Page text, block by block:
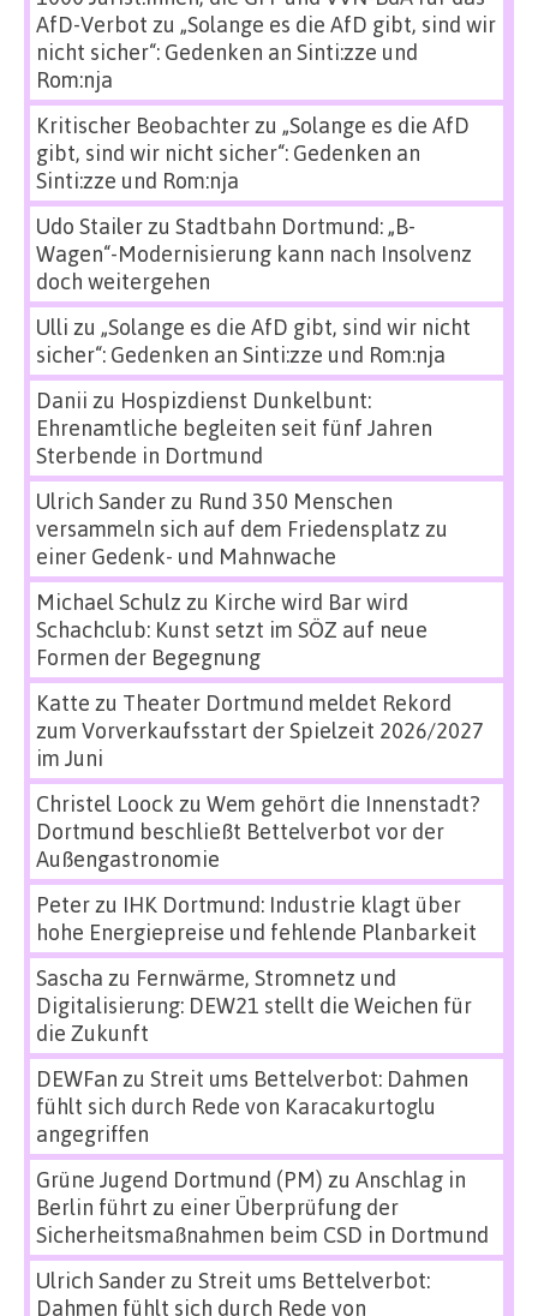
AfD-Verbot zu „Solange es die AfD gibt, sind wir
nicht sicher“: Gedenken an Sinti:zze und
Rom:nja
Kritischer Beobachterzu „Solange es die AfD
gibt, sind wir nicht sicher“: Gedenken an
Sinti:zze und Rom:nja
Udo Stailerzu Stadtbahn Dortmund: „B-
Wagen“-Modernisierung kann nach Insolvenz
doch weitergehen
Ulli zu „Solange es die AfD gibt, sind wir nicht
sicher“: Gedenken an Sinti:zze und Rom:nja
Danii zu Hospizdienst Dunkelbunt:
Ehrenamtliche begleiten seit fünf Jahren
Sterbende in Dortmund
Ulrich Sanderzu Rund 350 Menschen
versammeln sich auf dem Friedensplatz zu
einer Gedenk- und Mahnwache
Michael Schulz zu Kirche wird Bar wird
Schachclub: Kunst setzt im SÖZ auf neue
Formen der Begegnung
Katte zu Theater Dortmund meldet Rekord
zum Vorverkaufsstart der Spielzeit 2026/2027
im Juni
Christel Loock zu Wem gehört die Innenstadt?
Dortmund beschließt Bettelverbot vor der
Außengastronomie
Peterzu IHK Dortmund: Industrie klagt über
hohe Energiepreise und fehlende Planbarkeit
Sascha zu Fernwärme, Stromnetz und
Digitalisierung: DEW21 stellt die Weichen für
die Zukunft
DEWFan zu Streit ums Bettelverbot: Dahmen
fühlt sich durch Rede von Karacakurtoglu
angegriffen
Grüne Jugend Dortmund (PM) zu Anschlag in
Berlin führt zu einer Überprüfung der
Sicherheitsmaßnahmen beim CSD in Dortmund
Ulrich Sanderzu Streit ums Bettelverbot:
Dahmen fühlt sich durch Rede von